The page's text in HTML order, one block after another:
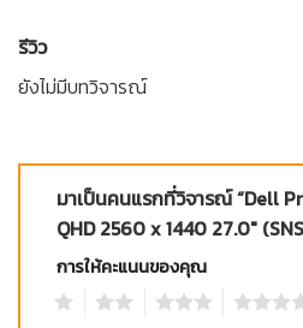
รีวิว
ยังไม่มีบทวิจารณ์
มาเป็นคนแรกที่วิจารณ์ “Dell
QHD 2560 x 1440 27.0″
การให้คะแนนของคุณ